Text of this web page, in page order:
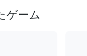
ゲーム